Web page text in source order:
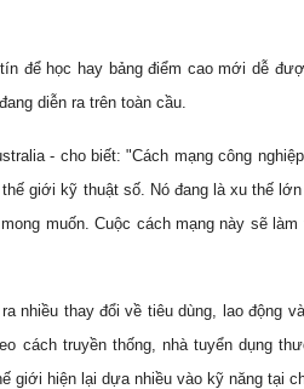
để học hay bảng điểm cao mới dễ
diễn ra trên toàn cầu.
- cho biết: "Cách mạng công
giới kỹ thuật số. Nó đang là xu thế
muốn. Cuộc cách mạng này sẽ
nhiều thay đổi về tiêu dùng, lao động
cách truyền thống, nhà tuyển dụng
giới hiện lại dựa nhiều vào kỹ năng tại